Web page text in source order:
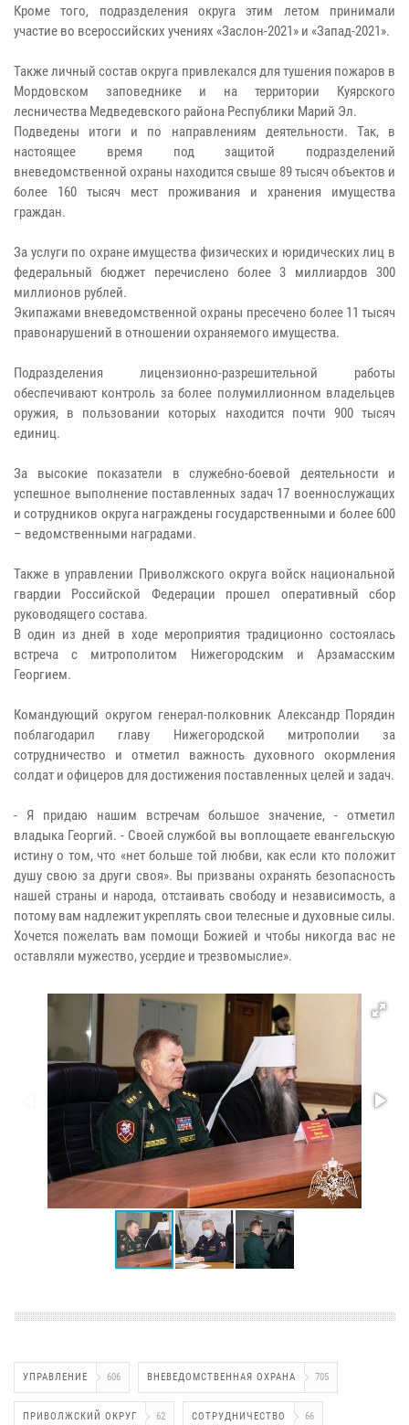
Кроме того, подразделения округа этим летом принимали
участие во всероссийских учениях «Заслон-2021» и «Запад-2021».
Также личный состав округа привлекался для тушения пожаров в
Мордовском заповеднике и на территории Куярского
лесничества Медведевского района Республики Марий Эл.
Подведены итоги и по направлениям деятельности. Так, в
настоящее время под защитой подразделений
вневедомственной охраны находится свыше 89 тысяч объектов и
более 160 тысяч мест проживания и хранения имущества
граждан.
За услуги по охране имущества физических и юридических лиц в
федеральный бюджет перечислено более 3 миллиардов 300
миллионов рублей.
Экипажами вневедомственной охраны пресечено более 11 тысяч
правонарушений в отношении охраняемого имущества.
Подразделения лицензионно-разрешительной работы
обеспечивают контроль за более полумиллионном владельцев
оружия, в пользовании которых находится почти 900 тысяч
единиц.
За высокие показатели в служебно-боевой деятельности и
успешное выполнение поставленных задач 17 военнослужащих
и сотрудников округа награждены государственными и более 600
– ведомственными наградами.
Также в управлении Приволжского округа войск национальной
гвардии Российской Федерации прошел оперативный сбор
руководящего состава.
В один из дней в ходе мероприятия традиционно состоялась
встреча с митрополитом Нижегородским и Арзамасским
Георгием.
Командующий округом генерал-полковник Александр Порядин
поблагодарил главу Нижегородской митрополии за
сотрудничество и отметил важность духовного окормления
солдат и офицеров для достижения поставленных целей и задач.
- Я придаю нашим встречам большое значение, - отметил
владыка Георгий. - Своей службой вы воплощаете евангельскую
истину о том, что «нет больше той любви, как если кто положит
душу свою за други своя». Вы призваны охранять безопасность
нашей страны и народа, отстаивать свободу и независимость, а
потому вам надлежит укреплять свои телесные и духовные силы.
Хочется пожелать вам помощи Божией и чтобы никогда вас не
оставляли мужество, усердие и трезвомыслие».
УПРАВЛЕНИЕ 606 ВНЕВЕДОМСТВЕННАЯ ОХРАНА 705
ПРИВОЛЖСКИЙ ОКРУГ 62 СОТРУДНИЧЕСТВО 66